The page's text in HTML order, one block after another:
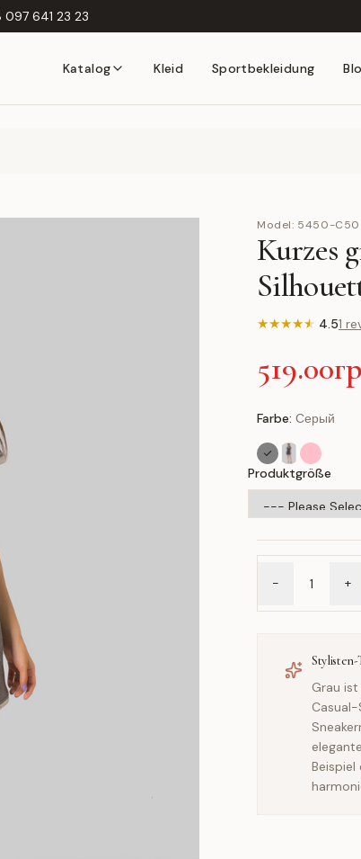
097 641 23 23
Katalog Kleid Sportbekleidung
Model: 5450-C50
Kurzes
★★★★★ 4.51
Farbe: Серый
Produktgröße
- +
Stylisten-
Grau
Beispiel